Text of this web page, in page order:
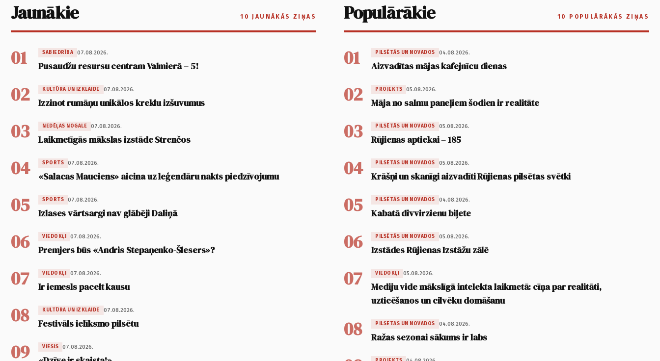
Jaunākie 10 JAUNĀKĀS ZIŅAS
01 SABIEDRĪBA 07.08.2026.
Pusaudžu resursu centram Valmierā – 5!
02 KULTŪRA UN IZKLAIDE 07.08.2026.
Izzinot rumāņu unikālos kreklu izšuvumus
03 NEDĒĻAS NOGALE 07.08.2026.
Laikmetīgās mākslas izstāde Strenčos
04 SPORTS 07.08.2026.
«Salacas Mauciens» aicina uz leģendāru nakts piedzīvojumu
05 SPORTS 07.08.2026.
Izlases vārtsargi nav glābēji Daliņā
06 VIEDOKĻI 07.08.2026.
Premjers būs «Andris Stepaņenko-Šlesers»?
07 VIEDOKĻI 07.08.2026.
Ir iemesls pacelt kausu
08 KULTŪRA UN IZKLAIDE 07.08.2026.
Festivāls ielīksmo pilsētu
09 VIESIS 07.08.2026.
Populārākie 10 POPULĀRĀKĀS ZIŅAS
01 PILSĒTĀS UN NOVADOS 04.08.2026.
Aizvadītas mājas kafejnīcu dienas
02 PROJEKTS 05.08.2026.
Māja no salmu paneļiem šodien ir realitāte
03 PILSĒTĀS UN NOVADOS 05.08.2026.
Rūjienas aptiekai – 185
04 PILSĒTĀS UN NOVADOS 05.08.2026.
Krāšņi un skanīgi aizvadīti Rūjienas pilsētas svētki
05 PILSĒTĀS UN NOVADOS 04.08.2026.
Kabatā divvirzienu biļete
06 PILSĒTĀS UN NOVADOS 05.08.2026.
Izstādes Rūjienas Izstāžu zālē
07 VIEDOKĻI 05.08.2026.
Mediju vide mākslīgā intelekta laikmetā: cīņa par realitāti,
uzticēšanos un cilvēku domāšanu
08 PILSĒTĀS UN NOVADOS 04.08.2026.
Ražas sezonai sākums ir labs